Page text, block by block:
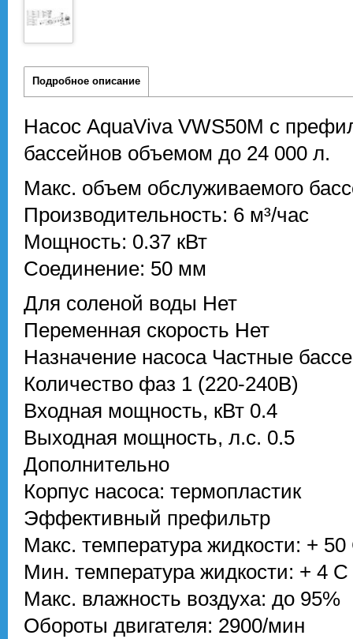
Подробное описание
Насос AquaViva VWS50M с
бассейнов объемом до 24 000 л.
Макс. объем обслуживаемого
Производительность: 6 м³/час
Мощность: 0.37 кВт
Соединение: 50 мм
Для соленой воды Нет
Переменная скорость Нет
Назначение насоса Частные
Количество фаз 1 (220-240В)
Входная мощность, кВт 0.4
Выходная мощность, л.с. 0.5
Дополнительно
Корпус насоса: термопластик
Эффективный префильтр
Макс. температура жидкости: +
Мин. температура жидкости: + 4 С
Макс. влажность воздуха: до 95%
Обороты двигателя: 2900/мин